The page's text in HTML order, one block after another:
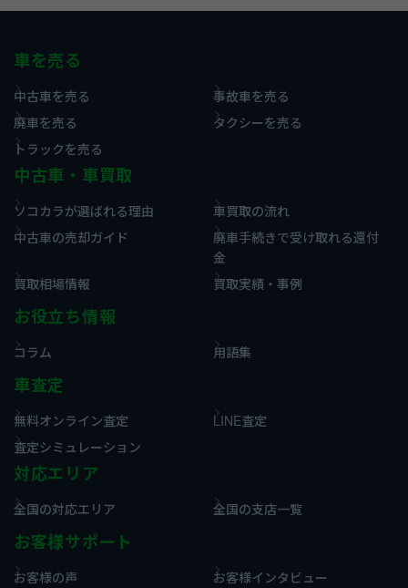
車を売る
中古車を売る
事故車を売る
廃車を売る
タクシーを売る
トラックを売る
中古車・車買取
ソコカラが選ばれる理由
車買取の流れ
中古車の売却ガイド
廃車手続きで受け取れる還付
金
買取相場情報
買取実績・事例
お役立ち情報
コラム 用語集
車査定
無料オンライン査定
LINE査定
査定シミュレーション
対応エリア
全国の対応エリア 全国の支店一覧
お客様サポート
お客様の声
お客様インタビュー